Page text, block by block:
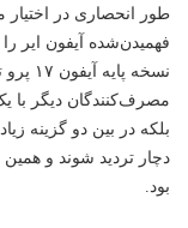
طور انحصاری در
فهمیدن‌شده آیفون ایر
نسخه
مصرف‌کنندگان دیگر با
بلکه در بین دو گزینه
دچار تردید شوند و همین
بود.